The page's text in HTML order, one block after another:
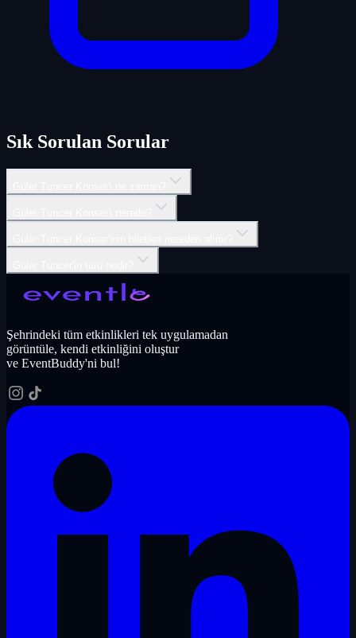
Sık Sorulan Sorular
Şehrindeki tüm etkinlikleri tek uygulamadan
görüntüle, kendi etkinliğini oluştur
ve EventBuddy'ni bul!